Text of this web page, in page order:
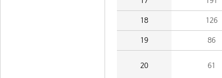
18 126
19 86
20 61